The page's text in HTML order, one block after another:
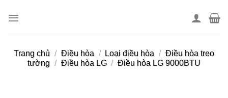
Trang chủ / Điều hòa / Loại điều hòa / Điều hòa treo
tường / Điều hòa LG / Điều hòa LG 9000BTU